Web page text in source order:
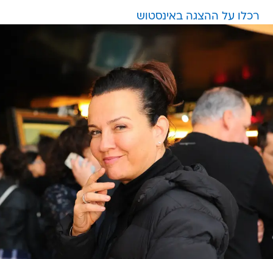
רכלו על ההצגה באינסטוש